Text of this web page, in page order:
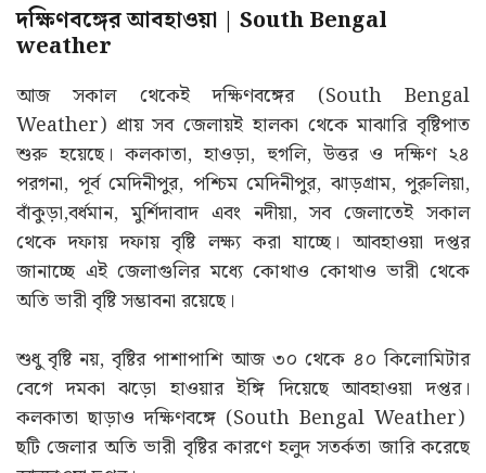
দক্ষিণবঙ্গের আবহাওয়া | South Bengal
weather
আজ সকাল থেকেই দক্ষিণবঙ্গের (South Bengal
Weather) প্রায় সব জেলায়ই হালকা থেকে মাঝারি বৃষ্টিপাত
শুরু হয়েছে। কলকাতা, হাওড়া, হুগলি, উত্তর ও দক্ষিণ ২৪
পরগনা, পূর্ব মেদিনীপুর, পশ্চিম মেদিনীপুর, ঝাড়গ্রাম, পুরুলিয়া,
বাঁকুড়া,বর্ধমান, মুর্শিদাবাদ এবং নদীয়া, সব জেলাতেই সকাল
থেকে দফায় দফায় বৃষ্টি লক্ষ্য করা যাচ্ছে। আবহাওয়া দপ্তর
জানাচ্ছে এই জেলাগুলির মধ্যে কোথাও কোথাও ভারী থেকে
অতি ভারী বৃষ্টি সম্ভাবনা রয়েছে।
শুধু বৃষ্টি নয়, বৃষ্টির পাশাপাশি আজ ৩০ থেকে ৪০ কিলোমিটার
বেগে দমকা ঝড়ো হাওয়ার ইঙ্গি দিয়েছে আবহাওয়া দপ্তর।
কলকাতা ছাড়াও দক্ষিণবঙ্গে (South Bengal Weather)
ছটি জেলার অতি ভারী বৃষ্টির কারণে হলুদ সতর্কতা জারি করেছে